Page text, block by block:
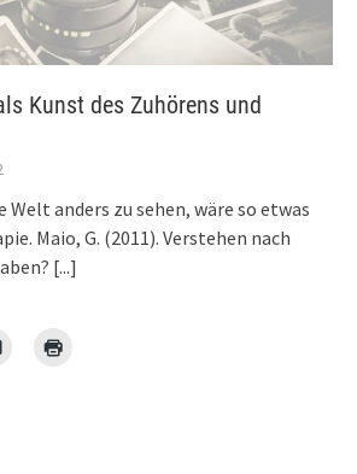
Kunst des Zuhörens und
Welt anders zu sehen, wäre so etwas
Maio, G. (2011). Verstehen nach
[...]